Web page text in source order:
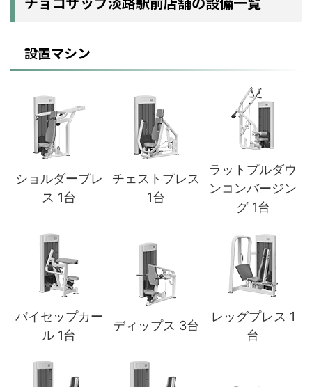
設置マシン
ショルダープレ
ス 1台
チェストプレス
1台
ラットプルダウ
ンコンバージン
グ 1台
バイセップカー
ル 1台
ディップス 3台
レッグプレス 1
台